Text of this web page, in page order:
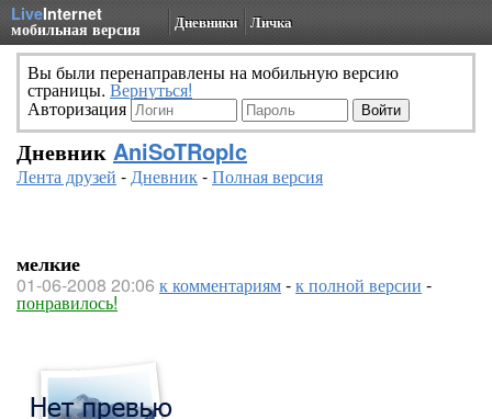
LiveInternet
мобильная версия Дневники Личка
Вы были перенаправлены на мобильную версию
страницы. Вернуться!
Авторизация
Дневник AniSoTRopIc
Лента друзей -Дневник-Полная версия
мелкие
01-06-2008 20:06 к комментариям-к полной версии -
понравилось!